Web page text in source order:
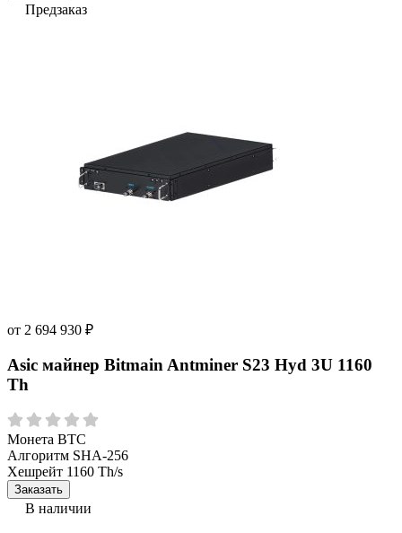
Предзаказ
от 2 694 930 ₽
Asic майнер Bitmain Antminer S23 Hyd 3U 1160
Th
Монета BTC
Алгоритм SHA-256
Хешрейт 1160 Th/s
Заказать
В наличии